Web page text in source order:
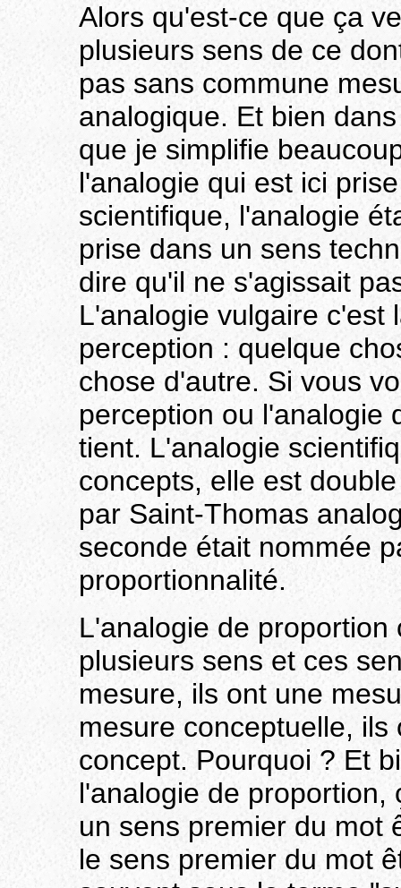
Alors qu'est-ce que ça
plusieurs sens de ce
pas sans commune
analogique. Et bien
que je simplifie
l'analogie qui est ici
scientifique, l'analogie
prise dans un sens
dire qu'il ne s'agissait
L'analogie vulgaire c'est
perception : quelque
chose d'autre. Si vous
perception ou l'analogie
tient. L'analogie
concepts, elle est
par Saint-Thomas
seconde était nommée
proportionnalité.
L'analogie de
plusieurs sens et ces
mesure, ils ont une
mesure conceptuelle,
concept. Pourquoi ? Et
l'analogie de proportion,
un sens premier du mot
le sens premier du mot